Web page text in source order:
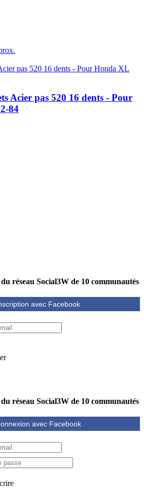
Acier pas 520 16 dents - Pour
84
réseau Social3W de 10 communautés
réseau Social3W de 10 communautés